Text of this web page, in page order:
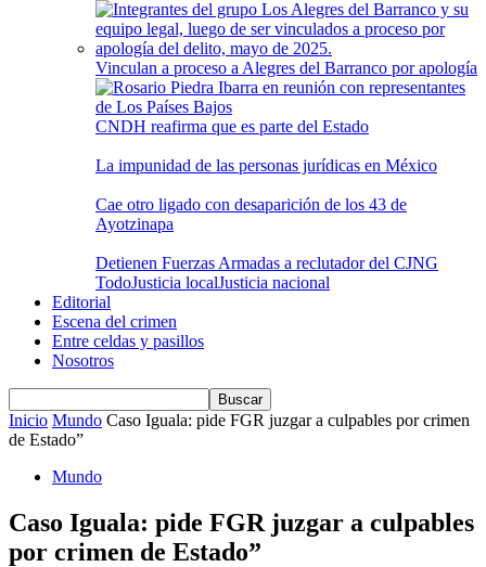
Vinculan a proceso a Alegres del Barranco por apología
CNDH reafirma que es parte del Estado
La impunidad de las personas jurídicas en México
Cae otro ligado con desaparición de los 43 de
Ayotzinapa
Detienen Fuerzas Armadas a reclutador del CJNG
TodoJusticia localJusticia nacional
Editorial
Escena del crimen
Entre celdas y pasillos
Nosotros
Inicio Mundo Caso Iguala: pide FGR juzgar a culpables por crimen
de Estado”
Mundo
Caso Iguala: pide FGR juzgar a culpables
por crimen de Estado”